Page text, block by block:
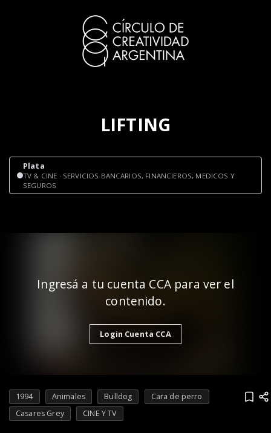
LIFTING
Plata
TV & CINE · SERVICIOS BANCARIOS, FINANCIEROS, MEDICOS Y
SEGUROS
Ingresá a tu cuenta CCA para ver el
contenido.
Login Cuenta CCA
1994 Animales Bulldog
Cara de perro
Casares Grey
CINE Y TV